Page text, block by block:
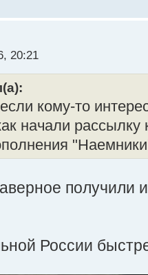
20:21
кому-то
начали рассылку
получили
России